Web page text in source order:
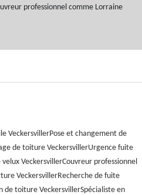
professionnel comme Lorraine
VeckersvillerPose et changement de
de toiture VeckersvillerUrgence fuite
velux VeckersvillerCouvreur professionnel
VeckersvillerRecherche de fuite
de toiture VeckersvillerSpécialiste en